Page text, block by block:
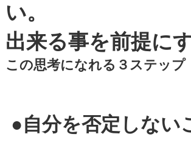
い。
出来る事を前提に
この思考になれる３ステップ
●自分を否定しない